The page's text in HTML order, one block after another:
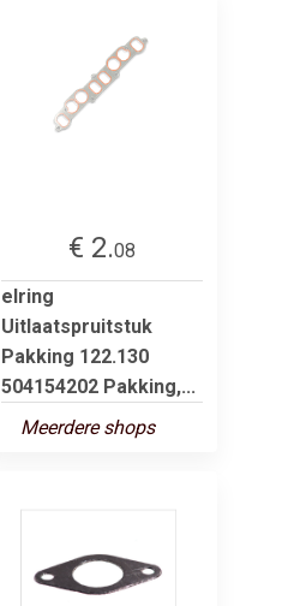
€ 2.08
elring
Uitlaatspruitstuk
Pakking 122.130
504154202 Pakking,...
Meerdere shops